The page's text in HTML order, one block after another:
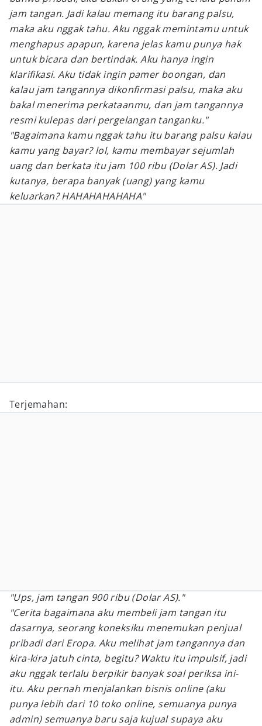
jam tangan. Jadi kalau memang itu barang palsu,
maka aku nggak tahu. Aku nggak memintamu untuk
menghapus apapun, karena jelas kamu punya hak
untuk bicara dan bertindak. Aku hanya ingin
klarifikasi. Aku tidak ingin pamer boongan, dan
kalau jam tangannya dikonfirmasi palsu, maka aku
bakal menerima perkataanmu, dan jam tangannya
resmi kulepas dari pergelangan tanganku."
"Bagaimana kamu nggak tahu itu barang palsu kalau
kamu yang bayar? lol, kamu membayar sejumlah
uang dan berkata itu jam 100 ribu (Dolar AS). Jadi
kutanya, berapa banyak (uang) yang kamu
keluarkan? HAHAHAHAHAHA"
Terjemahan:
"Ups, jam tangan 900 ribu (Dolar AS)."
"Cerita bagaimana aku membeli jam tangan itu
dasarnya, seorang koneksiku menemukan penjual
pribadi dari Eropa. Aku melihat jam tangannya dan
kira-kira jatuh cinta, begitu? Waktu itu impulsif, jadi
aku nggak terlalu berpikir banyak soal periksa ini-
itu. Aku pernah menjalankan bisnis online (aku
punya lebih dari 10 toko online, semuanya punya
admin) semuanya baru saja kujual supaya aku